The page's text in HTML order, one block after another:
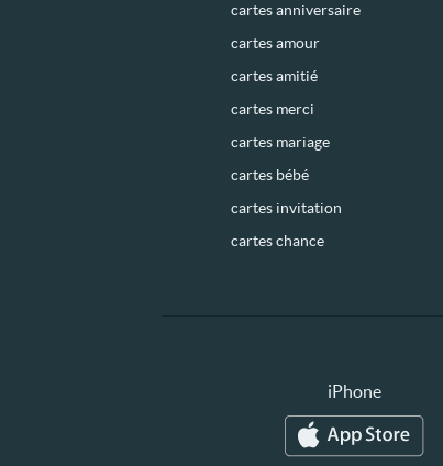
cartes anniversaire
cartes amour
cartes amitié
cartes merci
cartes mariage
cartes bébé
cartes invitation
cartes chance
iPhone